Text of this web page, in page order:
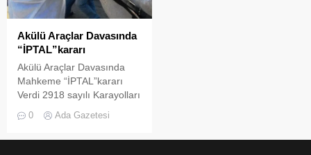
sınıf öğretmeni Necmettin
Yılmaz unutulmadı.
Akülü Araçlar Davasında
“İPTAL”kararı
Akülü Araçlar Davasında
Mahkeme “İPTAL”kararı
Verdi 2918 sayılı Karayolları
Yönetmeliği
0 Ada Gazetesi